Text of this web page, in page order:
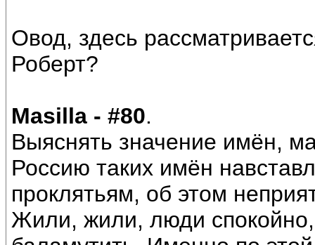
Овод, здесь
Роберт?
Masilla - #80.
Выяснять значение имён,
Россию таких имён
проклятьям, об этом
Жили, жили, люди